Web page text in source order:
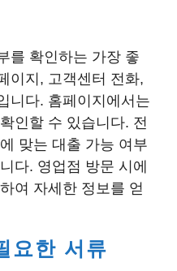
를 확인하는 가장 좋
이지, 고객센터 전화,
니다. 홈페이지에서는
인할 수 있습니다. 전
맞는 대출 가능 여부
다. 영업점 방문 시에
여 자세한 정보를 얻
요한 서류